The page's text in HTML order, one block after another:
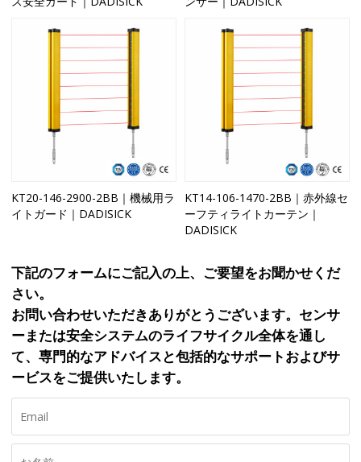
KT20-146-2900-2BB｜機械用ラ
イトガード｜DADISICK
KT14-106-1470-2BB｜赤外線セ
ーフティライトカーテン｜
DADISICK
下記のフォームにご記入の上、ご要望をお聞かせくだ
さい。
お問い合わせいただきありがとうございます。センサ
ーまたは安全システムのライフサイクル全体を通し
て、専門的なアドバイスと包括的なサポートおよびサ
ービスをご提供いたします。